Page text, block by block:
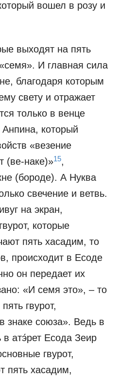
вошел в розу и
выходят на пять
И главная сила
благодаря которым
свету и отражает
только в венце
который
«везение
(ве-наке)»15,
(бороде). А Нуква
свечение и ветвь.
на экран,
которые
пять хасадим, то
происходит в Есоде
он передает их
«И семя это», – то
гвурот,
знаке союза». Ведь в
в атэ́рет Есода Зеир
гвурот,
пять хасадим,